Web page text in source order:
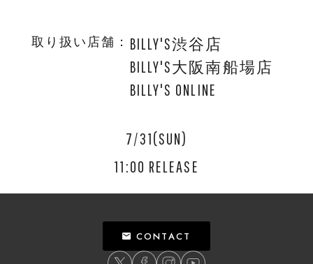
取り扱い店舗： BILLY'S渋谷店
BILLY'S大阪南船場店
BILLY'S ONLINE
7/31(SUN)
11:00 RELEASE
CONTACT